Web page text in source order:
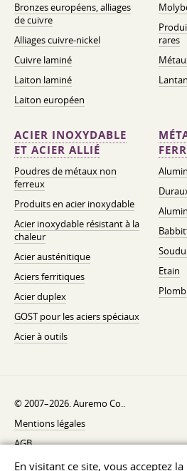
En visitant ce site, vous acceptez
Bronzes européens, alliages
de cuivre
Alliages cuivre-nickel
Cuivre laminé
Laiton laminé
Laiton européen
rares
ACIER INOXYDABLE
ET ACIER ALLIÉ
Poudres de métaux non
ferreux
Produits en acier inoxydable
Acier inoxydable résistant à la
chaleur
Acier austénitique
Aciers ferritiques
Acier duplex
GOST pour les aciers spéciaux
Acier à outils
Etain
Plomb
© 2007–2026. Auremo Co..
Mentions légales
AGB
Politique de rétractation